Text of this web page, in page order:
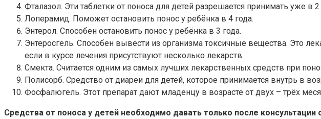
Фталазол. Эти таблетки от поноса для детей разрешается принимать уже в
Лоперамид. Поможет остановить понос у ребёнка в 4 года.
Энтерол. Способен остановить понос у ребёнка в 3 года.
Энтеросгель. Способен вывести из организма токсичные вещества. Это
если в курсе лечения присутствуют несколько лекарств.
Смекта. Считается одним из самых лучших лекарственных средств при
Полисорб. Средство от диареи для детей, которое принимается внутрь в
Фосфалюгель. Этот препарат дают младенцу в возрасте от двух – трёх
Средства от поноса у детей необходимо давать только после